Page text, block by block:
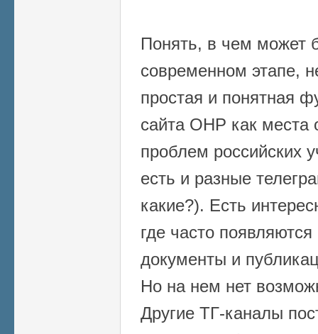
Понять, в чем может
современном этапе,
простая и понятная
сайта ОНР как места
проблем российских
есть и разные
какие?). Есть
где часто
документы и
Но на нем нет
Другие ТГ-каналы